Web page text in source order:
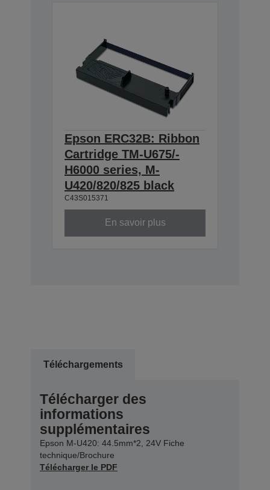
Epson ERC32B: Ribbon
Cartridge TM-U675/-
H6000 series, M-
U420/820/825 black
C43S015371
En savoir plus
Téléchargements
Télécharger des
informations
supplémentaires
Epson M-U420: 44.5mm*2, 24V Fiche
technique/Brochure
Télécharger le PDF